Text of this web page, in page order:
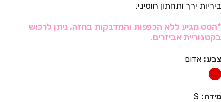
ביריות ירך ותחתון חוטיני.
*הסט מגיע ללא הכפפות והמדבקות בחזה, ניתן לרכוש
בקטגוריית אביזרים.
צבע אדום
מידה
S